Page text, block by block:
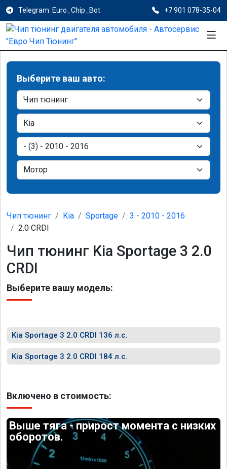
Telegram: Euro_Chip_Bot +7 901 078-35-04
Выберите ваш авто:
Чип тюнинг Kia Sportage
3 - 2010 - 2016
2.0 CRDI
Чип тюнинг Kia Sportage 3 2.0
CRDI
Выберите вашу модель:
Kia Sportage 3 2.0 CRDI 136 л.с.
Kia Sportage 3 2.0 CRDI 184 л.с.
Включено в стоимость:
Выше тяга - прирост момента с низких
оборотов.